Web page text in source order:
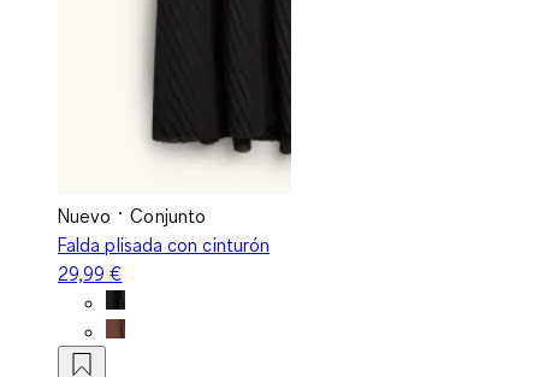
Nuevo
Conjunto
Falda plisada con cinturón
29,99 €